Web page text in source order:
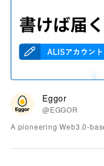
Eggor
@EGGOR
A pioneering Web3.0-